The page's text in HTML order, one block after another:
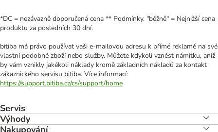
*DC = nezávazně doporučená cena ** Podmínky. "běžně" = Nejnižší cena
produktu za posledních 30 dní.
bitiba má právo používat vaši e-mailovou adresu k přímé reklamě na své
vlastní podobné zboží nebo služby. Můžete kdykoli vznést námitku, aniž
by vám vznikly jakékoli náklady kromě základních nákladů za kontakt
zákaznického servisu bitiba. Více informací:
https://support.bitiba.cz/cs/support/home
Servis
Výhody